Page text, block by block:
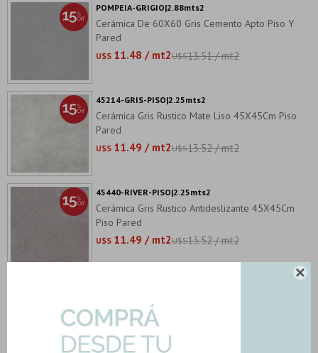

Cerámica De 60X60 Gris Cemento Apto Piso Y
Pared
U$S 11.48 / mt2U$S13.51 / mt2
POMPEIA-GRIGIO|2.88mts2
Cerámica Gris Rustico Mate Liso 45X45Cm Piso
Pared
U$S 11.49 / mt2U$S13.52 / mt2
45214-GRIS-PISO|2.25mts2
Cerámica Gris Rustico Antideslizante 45X45Cm
Piso Pared
U$S 11.49 / mt2U$S13.52 / mt2
45440-RIVER-PISO|2.25mts2
Blanco Marmolado
U$S 11.49 / mt2